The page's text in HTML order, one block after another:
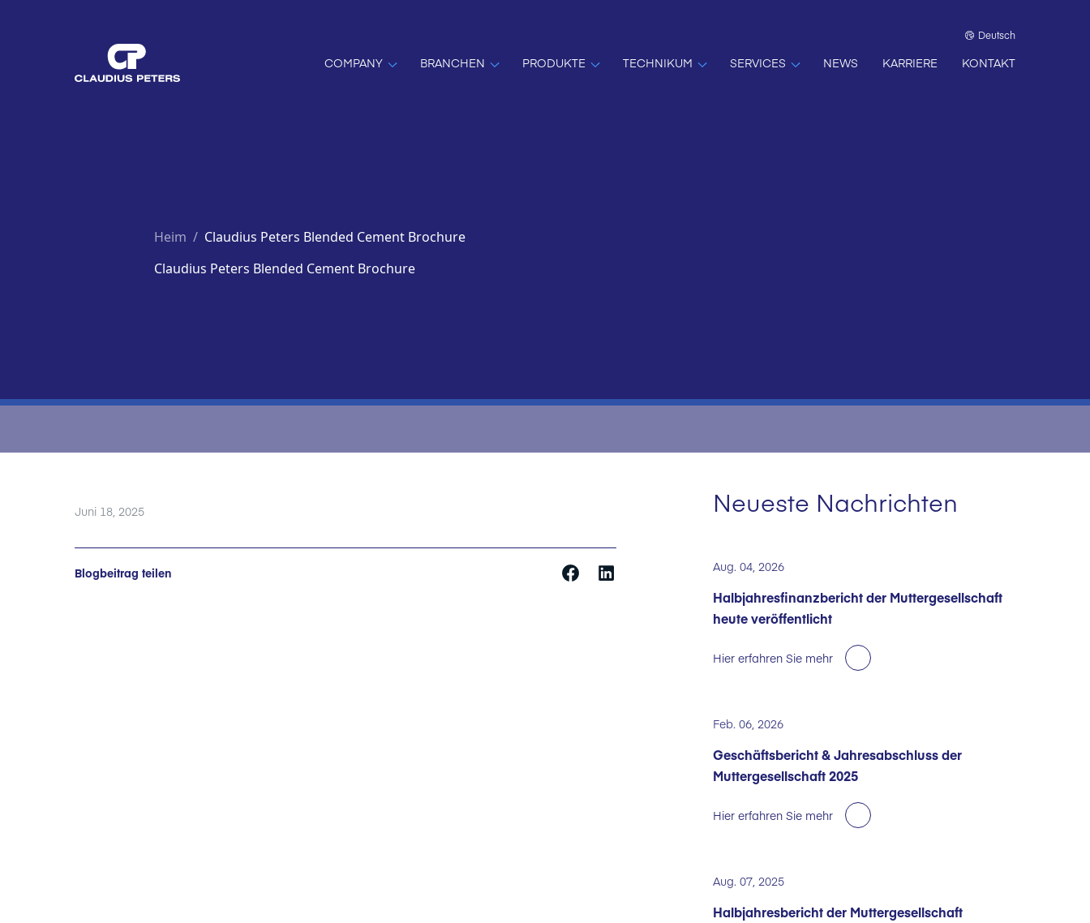
Deutsch
COMPANY BRANCHEN PRODUKTE TECHNIKUM SERVICES NEWS KARRIERE KONTAKT
Heim / Claudius Peters Blended Cement Brochure
Claudius Peters Blended Cement Brochure
Juni 18, 2025
Blogbeitrag teilen
Neueste Nachrichten
Aug. 04, 2026
Halbjahresfinanzbericht der Muttergesellschaft
heute veröffentlicht
Hier erfahren Sie mehr
Feb. 06, 2026
Geschäftsbericht & Jahresabschluss der
Muttergesellschaft 2025
Hier erfahren Sie mehr
Aug. 07, 2025
Halbjahresbericht der Muttergesellschaft